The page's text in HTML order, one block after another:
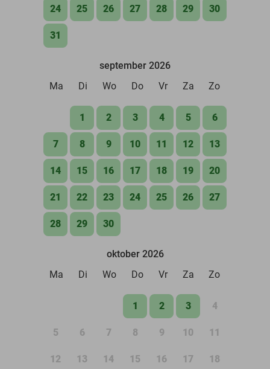
24 25 26 27 28 29 30
31
september 2026
Ma
Di Wo Do Vr Za Zo
1 2 3 4 5 6
7 8 9 10 11 12 13
14 15 16 17 18 19 20
21 22 23 24 25 26 27
28 29 30
oktober 2026
Ma
Di Wo Do Vr Za Zo
1 2 3 4
5 6 7 8 9 10 11
12 13 14 15 16 17 18